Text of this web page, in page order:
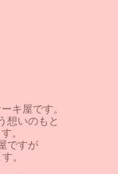
キ屋です。
想いのもと
。
ですが
。